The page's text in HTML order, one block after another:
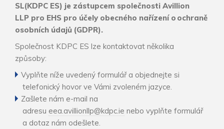
SL(KDPC ES) je zástupcem společnosti Avillion
LLP pro EHS pro účely obecného nařízení o ochraně
osobních údajů (GDPR).
Společnost KDPC ES lze kontaktovat několika
způsoby:
Vyplňte níže uvedený formulář a objednejte si
telefonický hovor ve Vámi zvoleném jazyce.
Zašlete nám e-mail na
adresu eea.avillionllp@kdpc.ie nebo vyplňte formulář
a dotaz nám odešlete.